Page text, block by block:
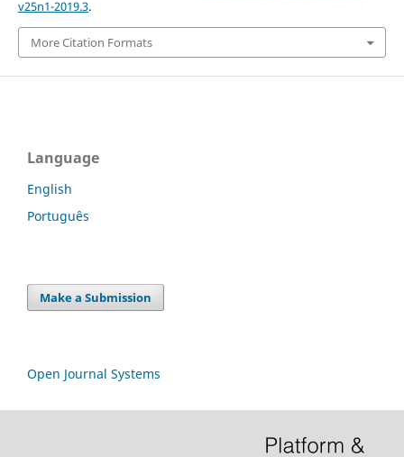
v25n1-2019.3.
More Citation Formats
Language
English
Português
Make a Submission
Open Journal Systems